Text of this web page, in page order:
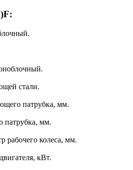
стали.
патрубка, мм.
патрубка, мм.
колеса, мм.
кВт.